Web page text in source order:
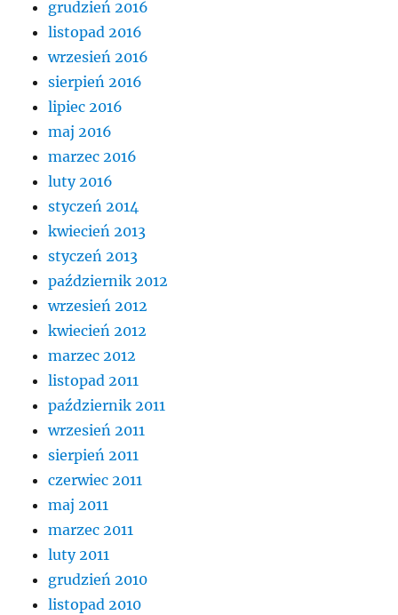
grudzień 2016
listopad 2016
wrzesień 2016
sierpień 2016
lipiec 2016
maj 2016
marzec 2016
luty 2016
styczeń 2014
kwiecień 2013
styczeń 2013
październik 2012
wrzesień 2012
kwiecień 2012
marzec 2012
listopad 2011
październik 2011
wrzesień 2011
sierpień 2011
czerwiec 2011
maj 2011
marzec 2011
luty 2011
grudzień 2010
listopad 2010